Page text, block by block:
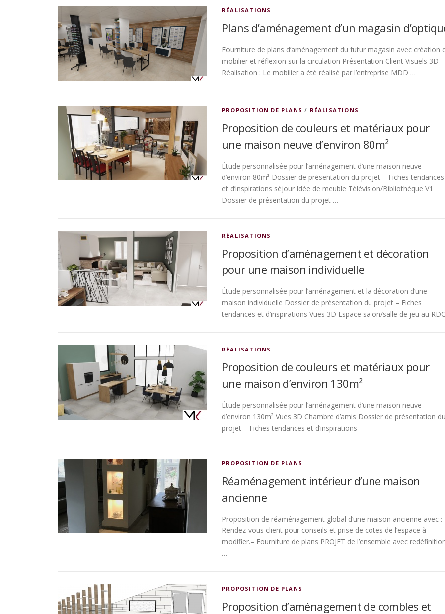
RÉALISATIONS
Plans d’aménagement d’un magasin
Fourniture de plans d’aménagement du futur magasin avec création
mobilier et réflexion sur la circulation Présentation Client Visuels 3D
Réalisation : Le mobilier a été réalisé par l’entreprise MDD …
PROPOSITION DE PLANS / RÉALISATIONS
Proposition de couleurs et matériaux pour
une maison neuve d’environ 80m²
Étude personnalisée pour l’aménagement d’une maison neuve
d’environ 80m² Dossier de présentation du projet – Fiches tendances
et d’inspirations séjour Idée de meuble Télévision/Bibliothèque V1
Dossier de présentation du projet …
RÉALISATIONS
Proposition d’aménagement et décoration
pour une maison individuelle
Étude personnalisée pour l’aménagement et la décoration d’une
maison individuelle Dossier de présentation du projet – Fiches
tendances et d’inspirations Vues 3D Espace salon/salle de jeu au RDC
RÉALISATIONS
Proposition de couleurs et matériaux pour
une maison d’environ 130m²
Étude personnalisée pour l’aménagement d’une maison neuve
d’environ 130m² Vues 3D Chambre d’amis Dossier de présentation du
projet – Fiches tendances et d’inspirations
PROPOSITION DE PLANS
Réaménagement intérieur d’une maison
ancienne
Proposition de réaménagement global d’une maison ancienne avec :
Rendez-vous client pour conseils et prise de cotes de l’espace à
modifier.– Fourniture de plans PROJET de l’ensemble avec
…
PROPOSITION DE PLANS
Proposition d’aménagement de combles et